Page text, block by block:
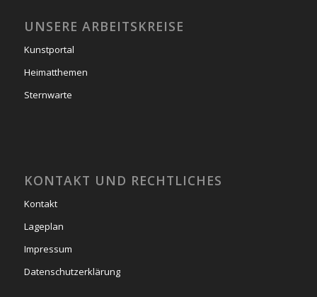
UNSERE ARBEITSKREISE
Kunstportal
Heimatthemen
Sternwarte
KONTAKT UND RECHTLICHES
Kontakt
Lageplan
Impressum
Datenschutzerklärung